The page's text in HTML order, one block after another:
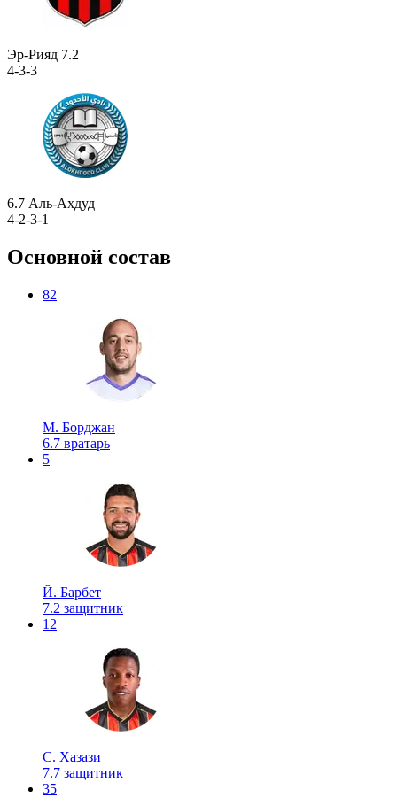
Эр-Рияд 7.2
4-3-3
6.7 Аль-Ахдуд
4-2-3-1
Основной состав
82
М. Борджан
6.7 вратарь
5
Й. Барбет
7.2 защитник
12
С. Хазази
7.7 защитник
35